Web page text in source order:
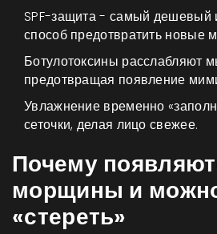
SPF-защита - самый дешевый
способ предотвратить новые
Ботулотоксины расслабляют
предотвращая появление
Увлажнение временно
сеточки, делая лицо свежее.
Почему
морщины и
«стереть»